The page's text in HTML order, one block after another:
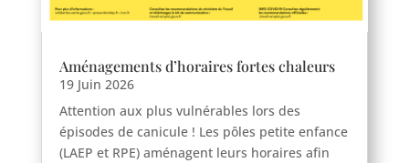
Aménagements d’horaires fortes chaleurs
19 Juin 2026
Attention aux plus vulnérables lors des
épisodes de canicule ! Les pôles petite enfance
(LAEP et RPE) aménagent leurs horaires afin